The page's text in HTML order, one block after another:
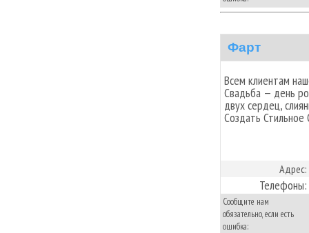
Фарт
Всем клиентам
Свадьба — день
двух сердец,
Создать Стильное
Адрес:
Телефоны:
Сообщите нам
обязательно, если есть
ошибка: